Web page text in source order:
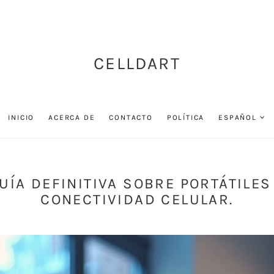
CELLDART
INICIO ACERCA DE CONTACTO POLÍTICA ESPAÑOL
DEFINITIVA SOBRE
CONECTIVIDAD CELULAR.